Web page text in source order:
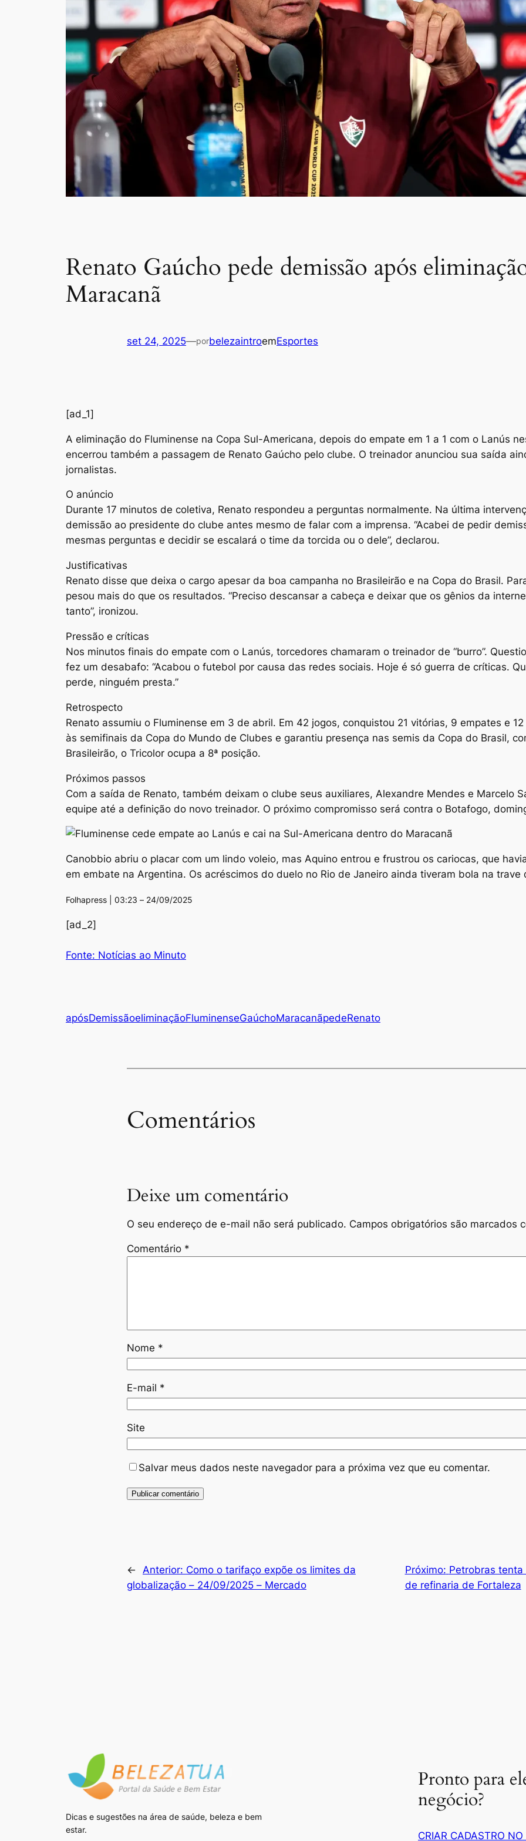
Renato Gaúcho pede demissão após
Maracanã
set 24, 2025—porbelezaintroemEsportes
[ad_1]
A eliminação do Fluminense na Copa Sul-Americana, depois do empate em 1 a 1 com o Lanús
encerrou também a passagem de Renato Gaúcho pelo clube. O treinador anunciou sua saída
jornalistas.
O anúncio
Durante 17 minutos de coletiva, Renato respondeu a perguntas normalmente. Na última
demissão ao presidente do clube antes mesmo de falar com a imprensa. “Acabei de pedir
mesmas perguntas e decidir se escalará o time da torcida ou o dele”, declarou.
Justificativas
Renato disse que deixa o cargo apesar da boa campanha no Brasileirão e na Copa do Brasil.
pesou mais do que os resultados. “Preciso descansar a cabeça e deixar que os gênios da
tanto”, ironizou.
Pressão e críticas
Nos minutos finais do empate com o Lanús, torcedores chamaram o treinador de “burro”.
fez um desabafo: “Acabou o futebol por causa das redes sociais. Hoje é só guerra de críticas.
perde, ninguém presta.”
Retrospecto
Renato assumiu o Fluminense em 3 de abril. Em 42 jogos, conquistou 21 vitórias, 9 empates e
às semifinais da Copa do Mundo de Clubes e garantiu presença nas semis da Copa do Brasil,
Brasileirão, o Tricolor ocupa a 8ª posição.
Próximos passos
Com a saída de Renato, também deixam o clube seus auxiliares, Alexandre Mendes e Marcelo
equipe até a definição do novo treinador. O próximo compromisso será contra o Botafogo,
Canobbio abriu o placar com um lindo voleio, mas Aquino entrou e frustrou os cariocas, que
em embate na Argentina. Os acréscimos do duelo no Rio de Janeiro ainda tiveram bola na trave
Folhapress | 03:23 – 24/09/2025
[ad_2]
Fonte: Notícias ao Minuto
apósDemissãoeliminaçãoFluminenseGaúchoMaracanãpedeRenato
Comentários
Deixe um comentário
O seu endereço de e-mail não será publicado. Campos obrigatórios são marcados
Comentário *
Nome *
E-mail *
Site
Salvar meus dados neste navegador para a próxima vez que eu comentar.
← Anterior: Como o tarifaço expõe os limites da
globalização – 24/09/2025 – Mercado
Próximo: Petrobras
de refinaria de Fortaleza
Dicas e sugestões na área de saúde, beleza e bem
estar.
Pronto para
negócio?
CRIAR CADASTRO